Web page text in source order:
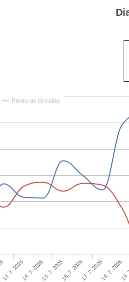
Ponto de Orvalho
13. 7. 202614. 7. 202615. 7. 202616. 7. 202617. 7. 202618. 7. 2026